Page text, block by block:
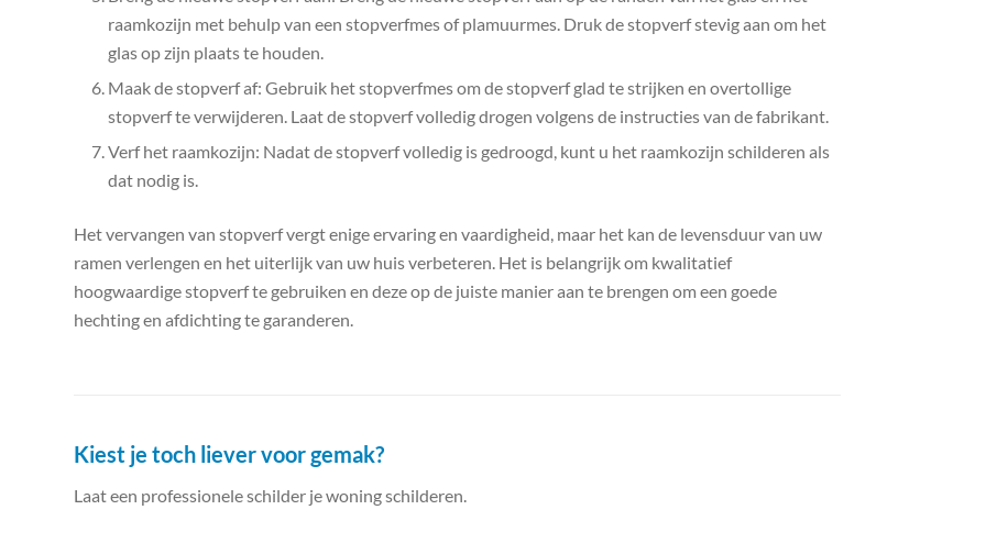
raamkozijn met behulp van een stopverfmes of plamuurmes. Druk de stopverf stevig aan om het
glas op zijn plaats te houden.
Maak de stopverf af: Gebruik het stopverfmes om de stopverf glad te strijken en overtollige
stopverf te verwijderen. Laat de stopverf volledig drogen volgens de instructies van de fabrikant.
Verf het raamkozijn: Nadat de stopverf volledig is gedroogd, kunt u het raamkozijn schilderen als
dat nodig is.
Het vervangen van stopverf vergt enige ervaring en vaardigheid, maar het kan de levensduur van uw
ramen verlengen en het uiterlijk van uw huis verbeteren. Het is belangrijk om kwalitatief
hoogwaardige stopverf te gebruiken en deze op de juiste manier aan te brengen om een goede
hechting en afdichting te garanderen.
Kiest je toch liever voor gemak?
Laat een professionele schilder je woning schilderen.